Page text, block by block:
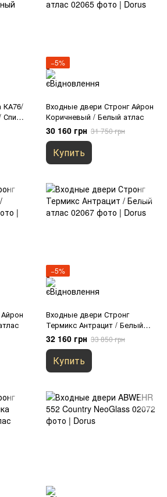
КА76/
Спил
−5%
Входные двери Стронг Айрон
Коричневый / Белый атлас
30 160 грн 31 750 грн
Купить
−5%
Входные двери Стронг
Термикс Антрацит / Белый
атлас
32 160 грн 33 850 грн
Купить